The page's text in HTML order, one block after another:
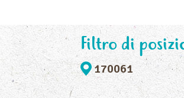
Filtro di
170061